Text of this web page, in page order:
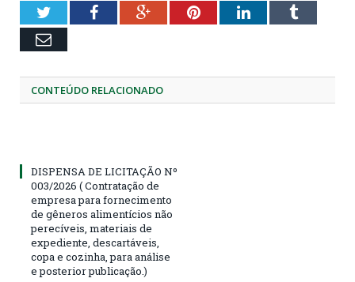
TwitterFacebookGoogle+PinterestLinkedInTumblr
Email
CONTEÚDO RELACIONADO
DISPENSA DE LICITAÇÃO Nº
003/2026 ( Contratação de
empresa para fornecimento
de gêneros alimentícios não
perecíveis, materiais de
expediente, descartáveis,
copa e cozinha, para análise
e posterior publicação.)